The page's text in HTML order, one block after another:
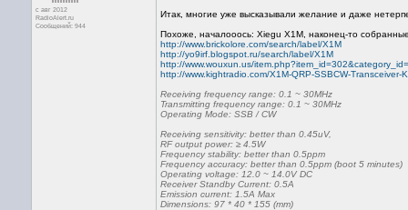
с авг 2012
RadioAlert.ru
Сообщений: 944
Итак, многие уже высказывали желание и даже
Похоже, началооось: Xiegu X1M, наконец-то
http://www.brickolore.com/search/label/X1M
http://yo9irf.blogspot.ru/search/label/X1M
http://www.wouxun.us/
http://www.kightradio.com/X1M-QRP-SSBCW-Transceiver-
Receiving frequency range: 0.1 ~ 30MHz
Transmitting frequency range: 0.1 ~ 30MHz
Operating Mode: SSB / CW
Receiving sensitivity: better than 0.45uV,
RF output power: ≥ 4.5W
Frequency stability: better than 0.5ppm
Frequency accuracy: better than 0.5ppm (boot 5 minutes)
Operating voltage: 12.0 ~ 14.0V DC
Receiver Standby Current: 0.5A
Emission current: 1.5A Max
Dimensions: 97 * 40 * 155 (mm)